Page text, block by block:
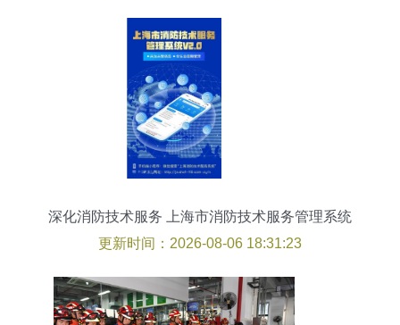
深化消防技术服务 上海市消防技术服务管理系统
v2.0可视化解析
更新时间：2026-08-06 18:31:23